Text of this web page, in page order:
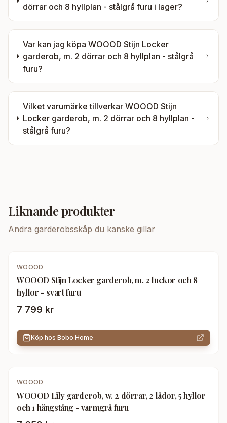
dörrar och 8 hyllplan - stålgrå furu i lager?
Var kan jag köpaWOOOD Stijn Locker
garderob, m. 2 dörrar och 8 hyllplan - stålgrå
furu?
Vilket varumärke tillverkar WOOOD Stijn
Locker garderob, m. 2 dörrar och 8 hyllplan -
stålgrå furu?
Liknande produkter
Andra garderobsskåp du kanske gillar
WOOOD
WOOOD Stijn Locker garderob, m. 2 luckor och 8
hyllor - svart furu
7 799 kr
Köp hos Bobo Home
WOOOD
WOOOD Lily garderob, w. 2 dörrar, 2 lådor, 5 hyllor
och 1 hängstång - varmgrå furu